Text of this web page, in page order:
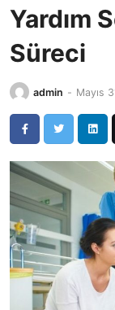
Yardım
Süreci
admin - Mayıs